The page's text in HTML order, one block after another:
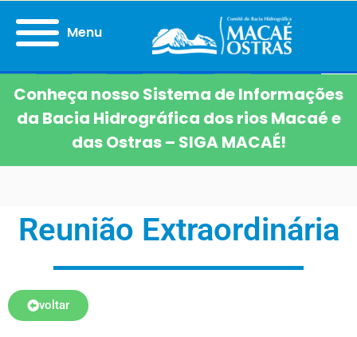
Menu
Conheça nosso Sistema de Informações
da Bacia Hidrográfica dos rios Macaé e
das Ostras – SIGA MACAÉ!
Reunião Extraordinária
voltar